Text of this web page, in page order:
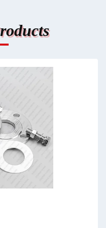
DN15-DN3000 - Üretici